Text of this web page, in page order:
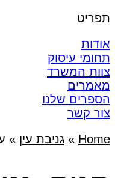
תפריט
אודות
תחומי עיסוק
צוות המשרד
מאמרים
הספרים שלנו
צור קשר
Home
» גניבת עין »